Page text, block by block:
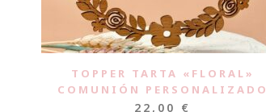
TOPPER TARTA «FLORAL»
COMUNIÓN PERSONALIZADO
22,00 €